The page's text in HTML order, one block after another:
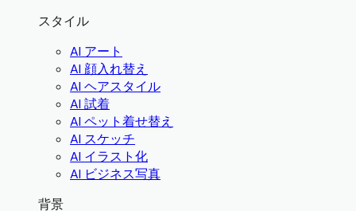
スタイル
AI アート
AI 顔入れ替え
AI ヘアスタイル
AI 試着
AI ペット着せ替え
AI スケッチ
AI イラスト化
AI ビジネス写真
背景